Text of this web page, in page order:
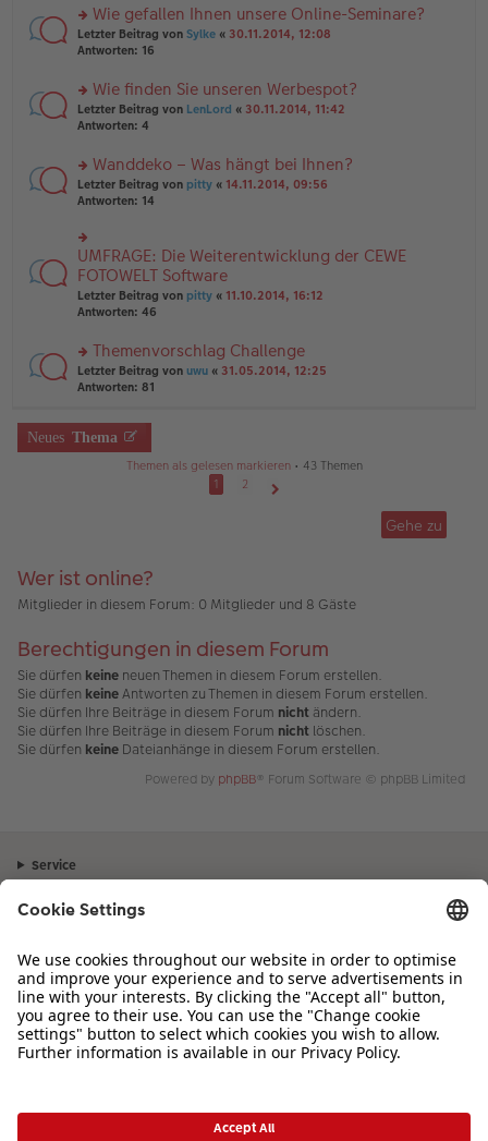
gB
ei
tr
g
n
g
el
e
n
er
tr
a
g
rs
te
n
g
el
e
n
er
tr
a
g
Wie gefallen Ihnen unsere Online-Seminare?
Letzter Beitrag von Sylke « 30.11.2014, 12:08
Antworten: 16
rs
te
n
g
el
e
n
er
B
ei
tr
g
Wie finden Sie unseren Werbespot?
Letzter Beitrag von LenLord « 30.11.2014, 11:42
Antworten: 4
rs
te
u
n
g
el
es
e
er
B
ei
tr
g
Wanddeko – Was hängt bei Ihnen?
Letzter Beitrag von pitty « 14.11.2014, 09:56
Antworten: 14
rs
te
r
u
n
el
es
e
B
ei
UMFRAGE: Die Weiterentwicklung der CEWE
FOTOWELT Software
Letzter Beitrag von pitty « 11.10.2014, 16:12
Antworten: 46
rs
te
n
g
tr
a
g
Themenvorschlag Challenge
Letzter Beitrag von uwu « 31.05.2014, 12:25
Antworten: 81
Neues Thema
Themen als gelesen markieren• 43 Themen
1
2
Gehe zu
Wer ist online?
Mitglieder in diesem Forum: 0 Mitglieder und 8 Gäste
Berechtigungen in diesem Forum
Sie dürfen keine neuen Themen in diesem Forum erstellen.
Sie dürfen keineAntworten zu Themen in diesem Forum erstellen.
Sie dürfen Ihre Beiträge in diesem Forum nicht ändern.
Sie dürfen Ihre Beiträge in diesem Forum nicht löschen.
Sie dürfen keine Dateianhänge in diesem Forum erstellen.
Powered by phpBB® Forum Software © phpBB Limited
Service
Sortiment
Inspiration